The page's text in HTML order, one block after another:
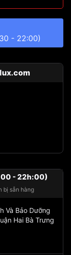
- 22:00)
- 22h:00)
bị sẵn hàng
Và Bảo Dưỡng
Hai Bà Trưng